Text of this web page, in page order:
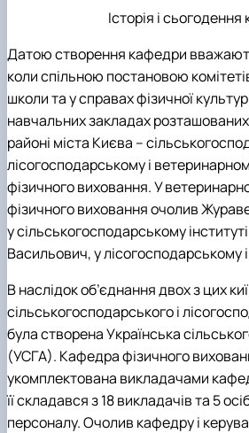
Історія і
Датою створення кафедри
коли спільною постановою
школи та у справах фізичної
навчальних закладах розташованих
районі міста Києва –
лісогосподарському і
фізичного виховання. У
фізичного виховання очолив
у сільськогосподарському
Васильович, у лісогосподарському
В наслідок об’єднання двох з цих
сільськогосподарського і
була створена Українська
(УСГА). Кафедра фізичного
укомплектована викладачами
її складався з 18 викладачів та 5
персоналу. Очолив кафедру і